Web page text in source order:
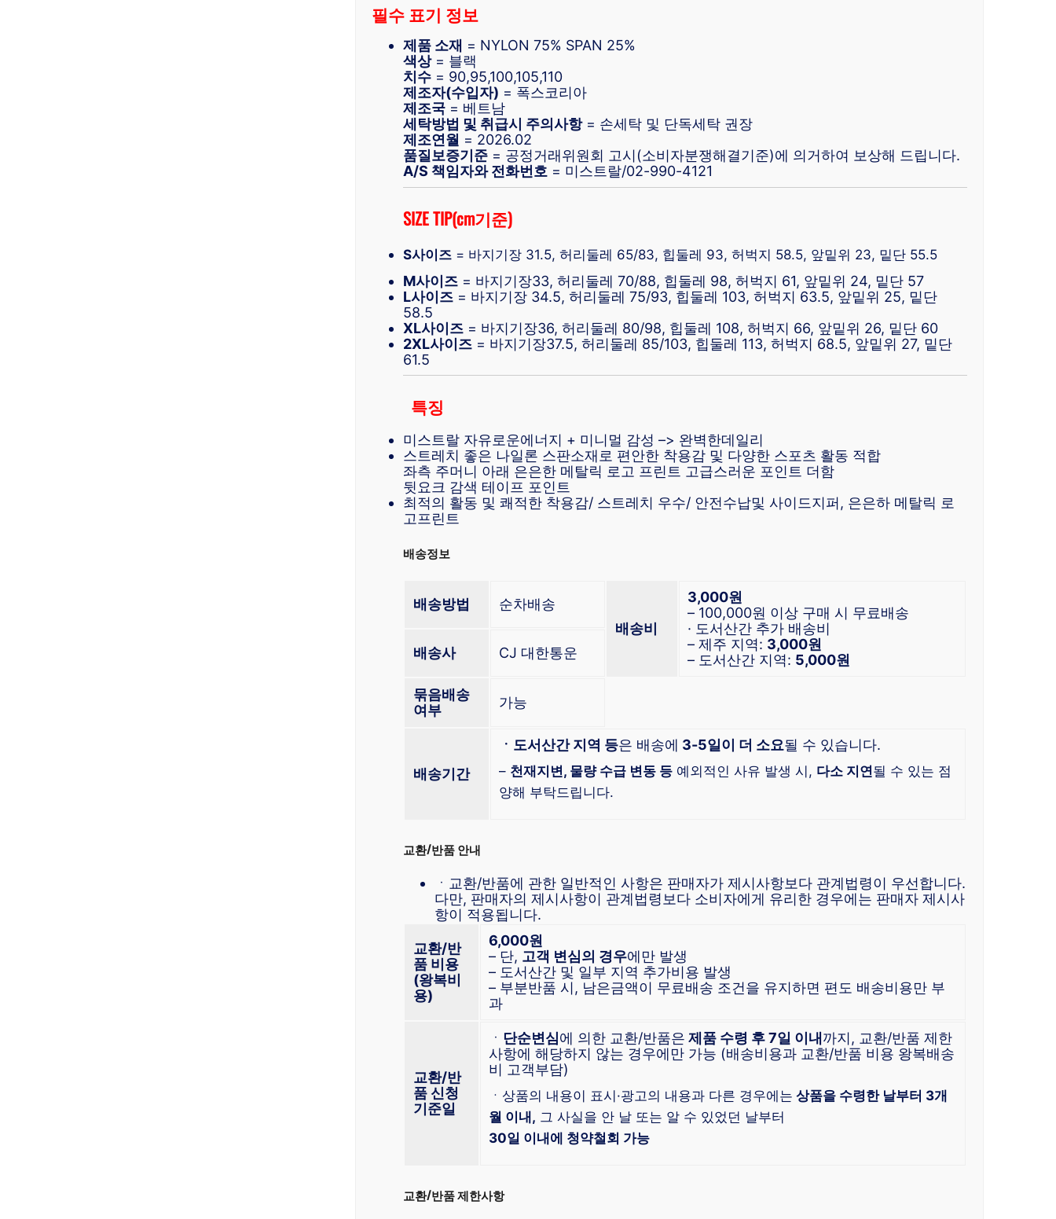
필수 표기 정보
제품 소재 = NYLON 75% SPAN 25%
색상= 블랙
치수 = 90,95,100,105,110
제조자(수입자) = 폭스코리아
제조국 = 베트남
세탁방법 및 취급시 주의사항= 손세탁 및 단독세탁 권장
제조연월 = 2026.02
품질보증기준 = 공정거래위원회 고시(소비자분쟁해결기준)에 의거하여 보상해 드립니다.
A/S 책임자와 전화번호 = 미스트랄/02-990-4121
SIZE TIP(cm기준)
S사이즈 = 바지기장 31.5, 허리둘레 65/83, 힙둘레 93, 허벅지 58.5, 앞밑위 23, 밑단 55.5
M사이즈 = 바지기장33, 허리둘레 70/88, 힙둘레 98, 허벅지 61, 앞밑위 24, 밑단 57
L사이즈 = 바지기장 34.5, 허리둘레 75/93, 힙둘레 103, 허벅지 63.5, 앞밑위 25, 밑단
58.5
XL사이즈 = 바지기장36, 허리둘레 80/98, 힙둘레 108, 허벅지 66, 앞밑위 26, 밑단 60
2XL사이즈 = 바지기장37.5, 허리둘레 85/103, 힙둘레 113, 허벅지 68.5, 앞밑위 27, 밑단
61.5
특징
미스트랄 자유로운에너지 + 미니멀 감성 –> 완벽한데일리
스트레치 좋은 나일론 스판소재로 편안한 착용감 및 다양한 스포츠 활동 적합
좌측 주머니 아래 은은한 메탈릭 로고 프린트 고급스러운 포인트 더함
뒷요크 감색 테이프 포인트
최적의 활동 및 쾌적한 착용감/ 스트레치 우수/ 안전수납및 사이드지퍼, 은은하 메탈릭 로
고프린트
배송정보
배송방법
순차배송
배송비
3,000원
– 100,000원 이상 구매 시 무료배송
· 도서산간 추가 배송비
– 제주 지역: 3,000원
– 도서산간 지역: 5,000원
배송사 CJ 대한통운
묶음배송
여부
가능
배송기간
ㆍ도서산간 지역 등은 배송에 3-5일이 더 소요될 수 있습니다.
– 천재지변, 물량 수급 변동 등 예외적인 사유 발생 시, 다소 지연될 수 있는 점
양해 부탁드립니다.
교환/반품 안내
ㆍ교환/반품에 관한 일반적인 사항은 판매자가 제시사항보다 관계법령이 우선합니다.
다만, 판매자의 제시사항이 관계법령보다 소비자에게 유리한 경우에는 판매자 제시사
항이 적용됩니다.
교환/반
품 비용
(왕복비
용)
6,000원
– 단, 고객 변심의 경우에만 발생
– 도서산간 및 일부 지역 추가비용 발생
– 부분반품 시, 남은금액이 무료배송 조건을 유지하면 편도 배송비용만 부
과
교환/반
품 신청
기준일
ㆍ 단순변심에 의한 교환/반품은 제품 수령 후 7일 이내까지, 교환/반품 제한
사항에 해당하지 않는 경우에만 가능 (배송비용과 교환/반품 비용 왕복배송
비 고객부담)
ㆍ상품의 내용이 표시·광고의 내용과 다른 경우에는 상품을 수령한 날부터 3개
월 이내, 그 사실을 안 날 또는 알 수 있었던 날부터
30일 이내에 청약철회 가능
교환/반품 제한사항